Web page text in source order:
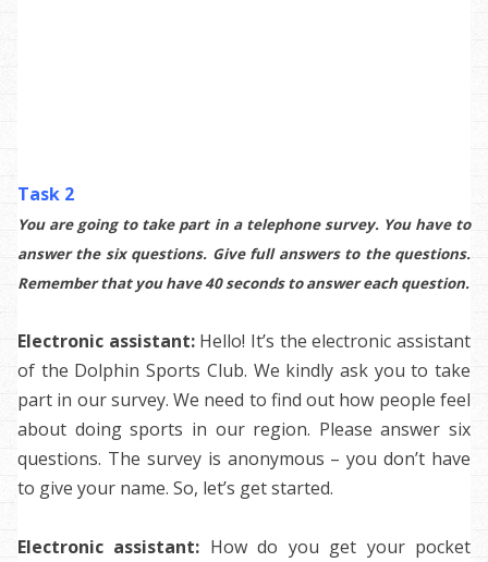
Task 2
You are going to take part in a telephone survey. You have to
answer the six questions. Give full answers to the questions.
Remember that you have 40 seconds to answer each question.
Electronic assistant:Hello! It’s the electronic assistant
of the Dolphin Sports Club. We kindly ask you to take
part in our survey. We need to find out how people feel
about doing sports in our region. Please answer six
questions. The survey is anonymous – you don’t have
to give your name. So, let’s get started.
Electronic assistant: How do you get your pocket